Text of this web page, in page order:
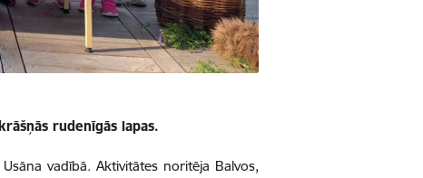
rudenīgās lapas.
vadībā. Aktivitātes noritēja Balvos,